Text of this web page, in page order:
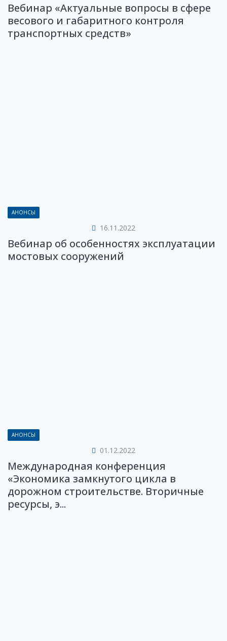
Вебинар «Актуальные вопросы в сфере
весового и габаритного контроля
транспортных средств»
АНОНСЫ
16.11.2022
Вебинар об особенностях эксплуатации
мостовых сооружений
АНОНСЫ
01.12.2022
Международная конференция
«Экономика замкнутого цикла в
дорожном строительстве. Вторичные
ресурсы, э...